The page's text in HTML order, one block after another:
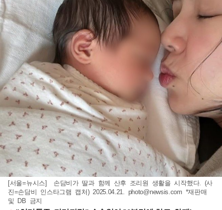
[서울=뉴시스] 손담비가 딸과 함께 산후 조리원 생활을 시작했다. (사
진=손담비 인스타그램 캡처) 2025.04.21. photo@newsis.com *재판매
및 DB 금지